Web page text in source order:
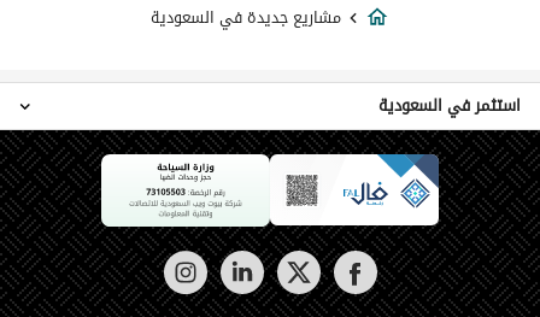
مشاريع جديدة في السعودية
عقارات قيد الإنشاء في السعودية
شقق قيد الإنشاء في السعودية
فلل قيد الإنشاء في السعودية
تاون هاوس قيد الإنشاء في السعودية
ادوار قيد الإنشاء في السعودية
استثمر في السعودية